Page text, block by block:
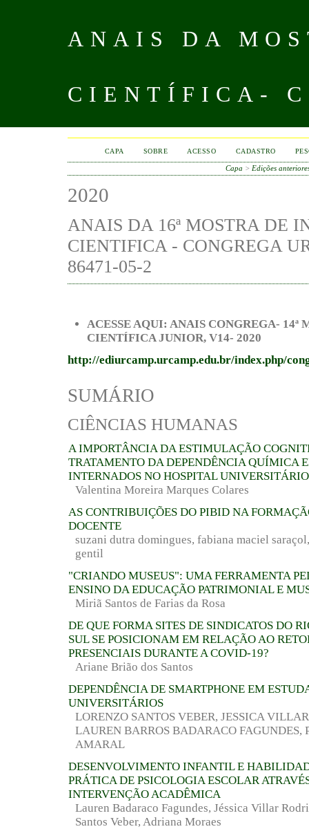
ANAIS DA
CIENTÍFICA-
CAPA SOBRE ACESSO CADASTRO
Capa > Edições
2020
ANAIS DA 16ª MOSTRA DE
CIENTIFICA - CONGREGA
86471-05-2
ACESSE AQUI: ANAIS CONGREGA- 14ª
CIENTÍFICA JUNIOR, V14- 2020
http://ediurcamp.urcamp.edu.br/index.php/
SUMÁRIO
CIÊNCIAS HUMANAS
A IMPORTÂNCIA DA ESTIMULAÇÃO
TRATAMENTO DA DEPENDÊNCIA QUÍMICA
INTERNADOS NO HOSPITAL
Valentina Moreira Marques Colares
AS CONTRIBUIÇÕES DO PIBID NA
DOCENTE
suzani dutra domingues, fabiana maciel
gentil
"CRIANDO MUSEUS": UMA FERRAMENTA
ENSINO DA EDUCAÇÃO PATRIMONIAL E
Miriã Santos de Farias da Rosa
DE QUE FORMA SITES DE SINDICATOS DO
SUL SE POSICIONAM EM RELAÇÃO AO
PRESENCIAIS DURANTE A COVID-19?
Ariane Brião dos Santos
DEPENDÊNCIA DE SMARTPHONE EM
UNIVERSITÁRIOS
LORENZO SANTOS VEBER, JESSICA
LAUREN BARROS BADARACO FAGUNDES,
AMARAL
DESENVOLVIMENTO INFANTIL E
PRÁTICA DE PSICOLOGIA ESCOLAR
INTERVENÇÃO ACADÊMICA
Lauren Badaraco Fagundes, Jéssica Villar
Santos Veber, Adriana Moraes